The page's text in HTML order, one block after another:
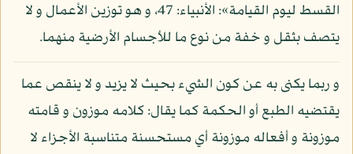
القسط ليوم القيامة»: الأنبياء: 47، و هو توزين الأعمال و لا
يتصف بثقل و خفة من نوع ما للأجسام الأرضية منهما.
و ربما يكنى به عن كون الشيء بحيث لا يزيد و لا ينقص عما
يقتضيه الطبع أو الحكمة كما يقال: كلامه موزون و قامته
موزونة و أفعاله موزونة أي مستحسنة متناسبة الأجزاء لا